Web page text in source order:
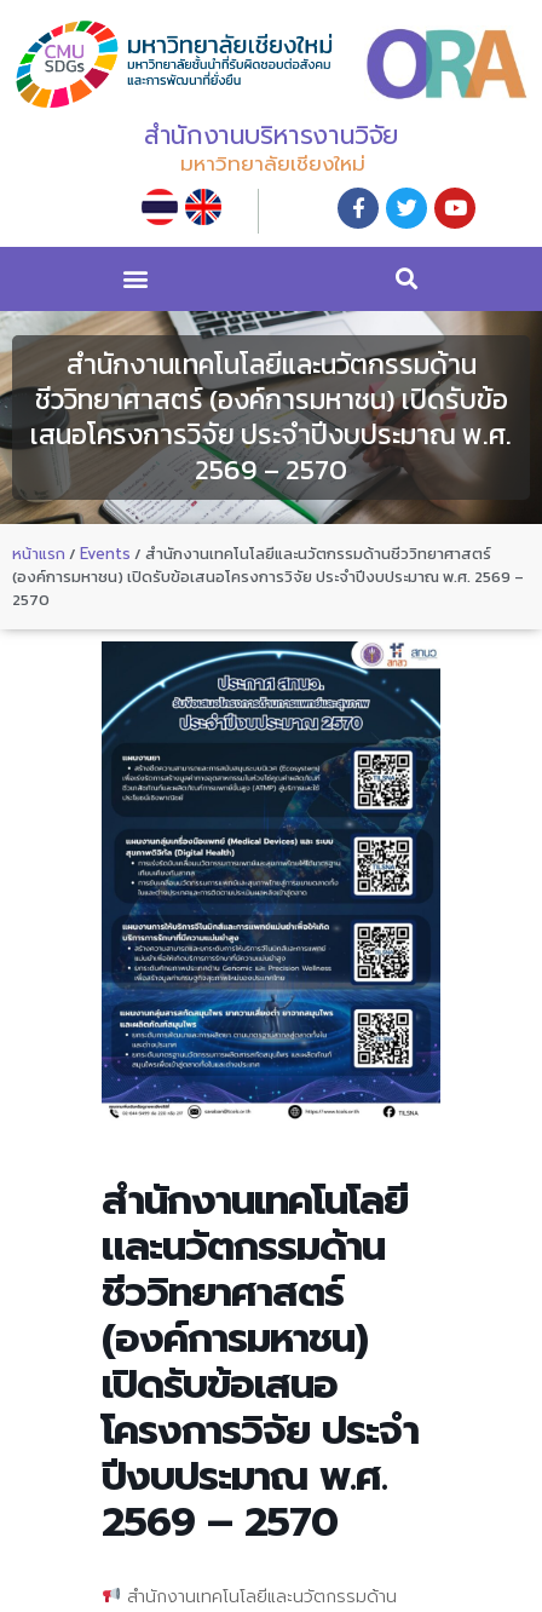
สำนักงานบริหารงานวิจัย
มหาวิทยาลัยเชียงใหม่
สำนักงานเทคโนโลยีและนวัตกรรมด้าน
ชีววิทยาศาสตร์ (องค์การมหาชน) เปิดรับข้อ
เสนอโครงการวิจัย ประจำปีงบประมาณ พ.ศ.
2569 – 2570
หน้าแรก / Events / สำนักงานเทคโนโลยีและนวัตกรรมด้านชีววิทยาศาสตร์
(องค์การมหาชน) เปิดรับข้อเสนอโครงการวิจัย ประจำปีงบประมาณ พ.ศ. 2569 –
2570
สำนักงานเทคโนโลยี
และนวัตกรรมด้าน
ชีววิทยาศาสตร์
(องค์การมหาชน)
เปิดรับข้อเสนอ
โครงการวิจัย ประจำ
ปีงบประมาณ พ.ศ.
2569 – 2570
สำนักงานเทคโนโลยีและนวัตกรรมด้าน